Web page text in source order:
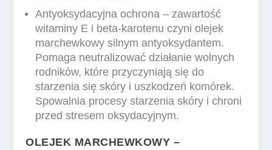
Antyoksydacyjna ochrona – zawartość
witaminy E i beta-karotenu czyni olejek
marchewkowy silnym antyoksydantem.
Pomaga neutralizować działanie wolnych
rodników, które przyczyniają się do
starzenia się skóry i uszkodzeń komórek.
Spowalnia procesy starzenia skóry i chroni
przed stresem oksydacyjnym.
OLEJEK MARCHEWKOWY –